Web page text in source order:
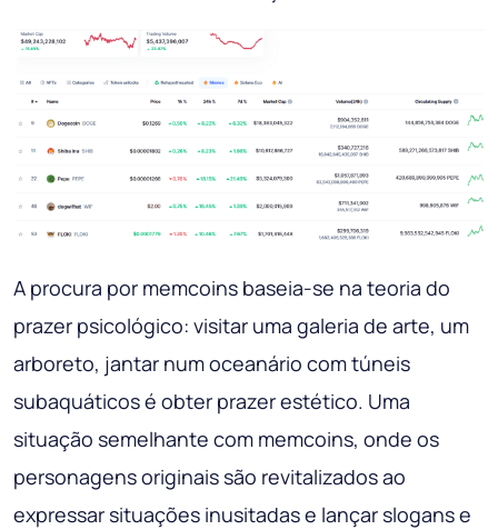
A procura por memcoins baseia-se na teoria do
prazer psicológico: visitar uma galeria de arte, um
arboreto, jantar num oceanário com túneis
subaquáticos é obter prazer estético. Uma
situação semelhante com memcoins, onde os
personagens originais são revitalizados ao
expressar situações inusitadas e lançar slogans e